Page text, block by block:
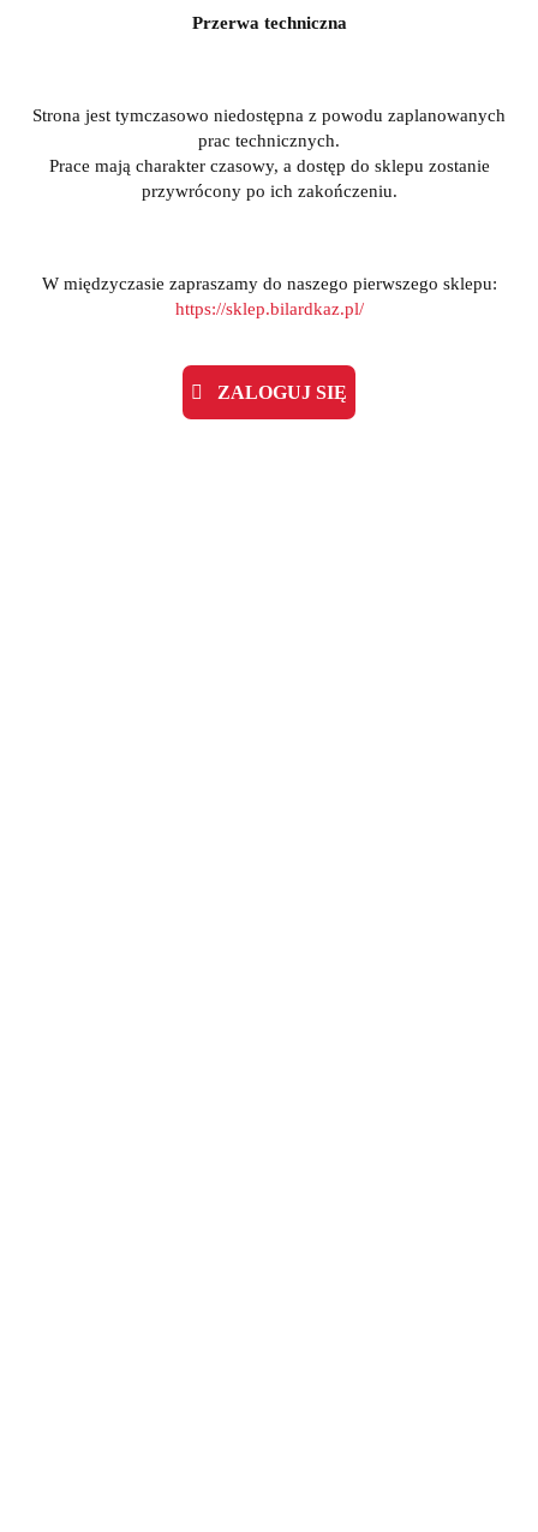
Przerwa techniczna
Strona jest tymczasowo niedostępna z powodu zaplanowanych
prac technicznych.
Prace mają charakter czasowy, a dostęp do sklepu zostanie
przywrócony po ich zakończeniu.
W międzyczasie zapraszamy do naszego pierwszego sklepu:
https://sklep.bilardkaz.pl/
ZALOGUJ SIĘ